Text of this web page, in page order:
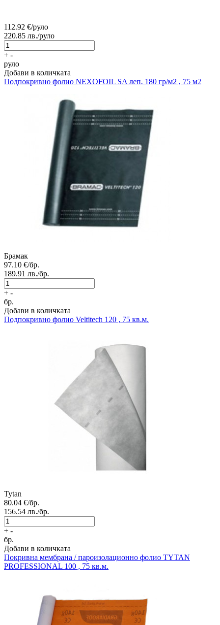
112.92 €/руло
220.85 лв./руло
+ -
руло
Добави в количката
Подпокривно фолио NEXOFOIL SA леп. 180 гр/м2 , 75 м2
Брамак
97.10 €/бр.
189.91 лв./бр.
+ -
бр.
Добави в количката
Подпокривно фолио Veltitech 120 , 75 кв.м.
Tytan
80.04 €/бр.
156.54 лв./бр.
+ -
бр.
Добави в количката
Покривна мембрана / пароизолационно фолио TYTAN
PROFESSIONAL 100 , 75 кв.м.